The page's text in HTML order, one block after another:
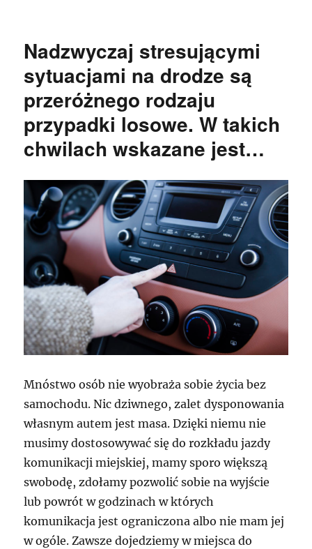
Nadzwyczaj stresującymi
sytuacjami na drodze są
przeróżnego rodzaju
przypadki losowe. W takich
chwilach wskazane jest…
Mnóstwo osób nie wyobraża sobie życia bez
samochodu. Nic dziwnego, zalet dysponowania
własnym autem jest masa. Dzięki niemu nie
musimy dostosowywać się do rozkładu jazdy
komunikacji miejskiej, mamy sporo większą
swobodę, zdołamy pozwolić sobie na wyjście
lub powrót w godzinach w których
komunikacja jest ograniczona albo nie mam jej
w ogóle. Zawsze dojedziemy w miejsca do